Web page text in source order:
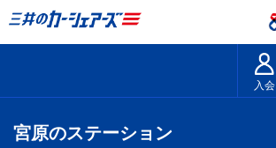
入会
宮原のステーション